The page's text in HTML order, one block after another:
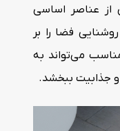
از عناصر اساسی
فضا را بر
می‌تواند به
جذابیت ببخشد.